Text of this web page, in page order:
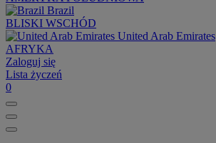
Brazil
BLISKI WSCHÓD
United Arab Emirates
AFRYKA
Zaloguj się
Lista życzeń
0